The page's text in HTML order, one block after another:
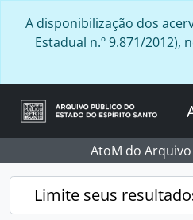
A disponibilização dos
Estadual n.º 9.871/
AtoM do
Limite seus